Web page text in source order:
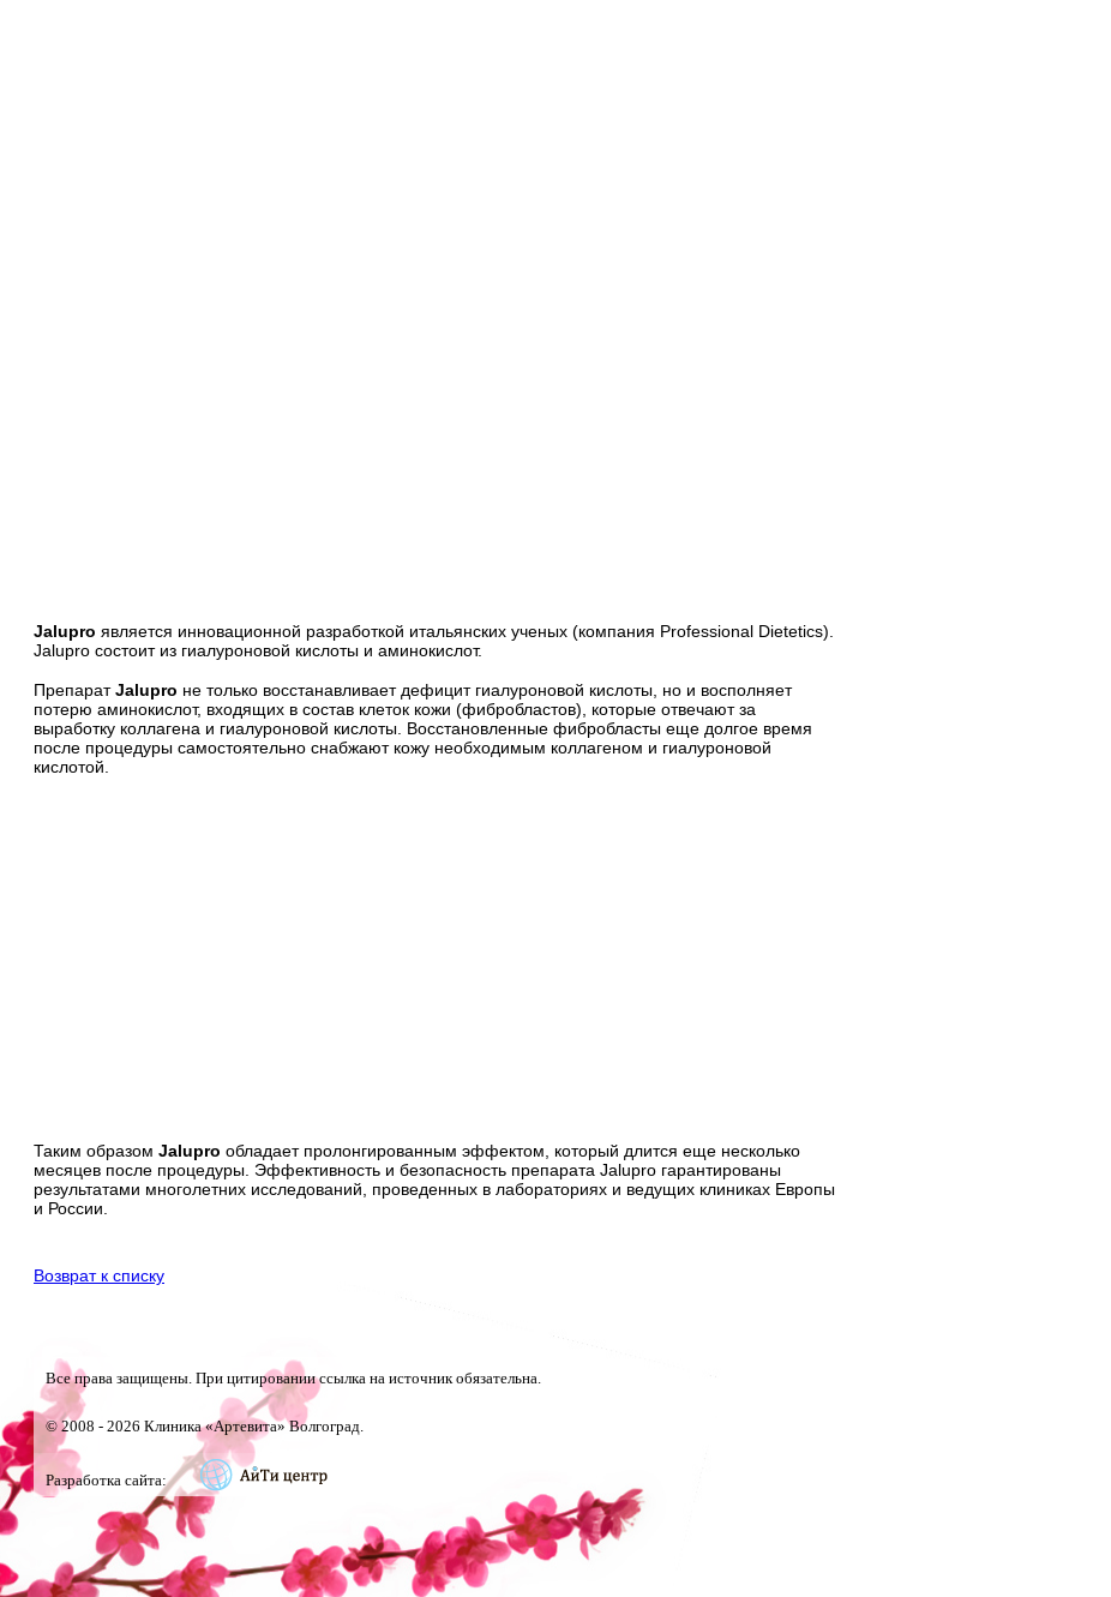
Jalupro является инновационной разработкой итальянских ученых (компания Professional Dietetics).
Jalupro состоит из гиалуроновой кислоты и аминокислот.
ПрепаратJalupro не только восстанавливает дефицит гиалуроновой кислоты, но и восполняет
потерю аминокислот, входящих в состав клеток кожи (фибробластов), которые отвечают за
выработку коллагена и гиалуроновой кислоты. Восстановленные фибробласты еще долгое время
после процедуры самостоятельно снабжают кожу необходимым коллагеном и гиалуроновой
кислотой.
Таким образом Jalupro обладает пролонгированным эффектом, который длится еще несколько
месяцев после процедуры. Эффективность и безопасность препарата Jalupro гарантированы
результатами многолетних исследований, проведенных в лабораториях и ведущих клиниках Европы
и России.
Возврат к списку
Все права защищены. При цитировании ссылка на источник обязательна.
© 2008 - 2026 Клиника «Артевита» Волгоград.
Разработка сайта: